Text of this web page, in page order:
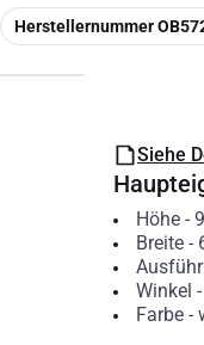
Kopieren
Herstellernummer
Siehe
Höhe-
Breite-
Winkel -
Farbe-